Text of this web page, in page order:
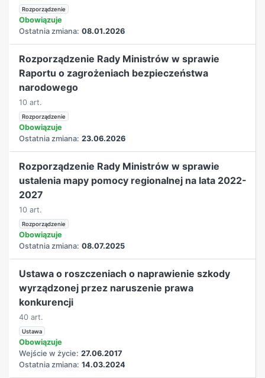
Rozporządzenie
Obowiązuje
Ostatnia zmiana: 08.01.2026
Rozporządzenie Rady Ministrów w sprawie
Raportu o zagrożeniach bezpieczeństwa
narodowego
10 art.
Rozporządzenie
Obowiązuje
Ostatnia zmiana: 23.06.2026
Rozporządzenie Rady Ministrów w sprawie
ustalenia mapy pomocy regionalnej na lata 2022-
2027
10 art.
Rozporządzenie
Obowiązuje
Ostatnia zmiana: 08.07.2025
Ustawa o roszczeniach o naprawienie szkody
wyrządzonej przez naruszenie prawa
konkurencji
40 art.
Ustawa
Obowiązuje
Wejście w życie: 27.06.2017
Ostatnia zmiana: 14.03.2024